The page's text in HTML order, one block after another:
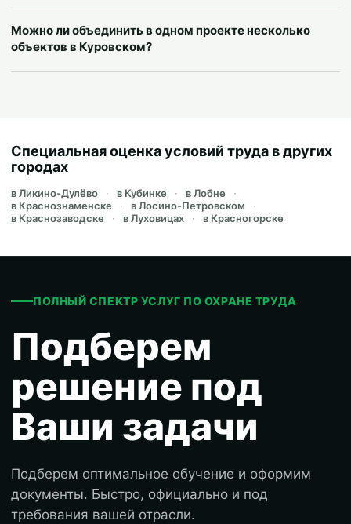
Можно ли объединить в одном проекте несколько
объектов в Куровском?
Специальная оценка условий труда в других
городах
в Ликино-Дулёво в Кубинке
в Лобне
в Краснознаменске
в Лосино-Петровском
в Краснозаводске
в Луховицах в Красногорске
ПОЛНЫЙ СПЕКТР УСЛУГ ПО ОХРАНЕ ТРУДА
Подберем
решение под
Ваши задачи
Подберем оптимальное обучение и оформим
документы. Быстро, официально и под
требования вашей отрасли.